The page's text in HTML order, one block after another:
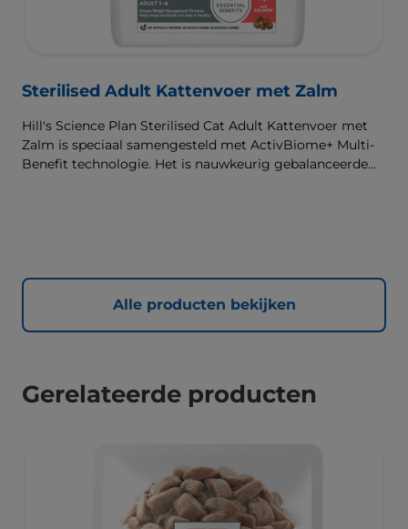
Sterilised Adult Kattenvoer met Zalm
Hill's Science Plan Sterilised Cat Adult Kattenvoer met
Zalm is speciaal samengesteld met ActivBiome+ Multi-
Benefit technologie. Het is nauwkeurig gebalanceerde
Alle producten bekijken
Gerelateerde producten